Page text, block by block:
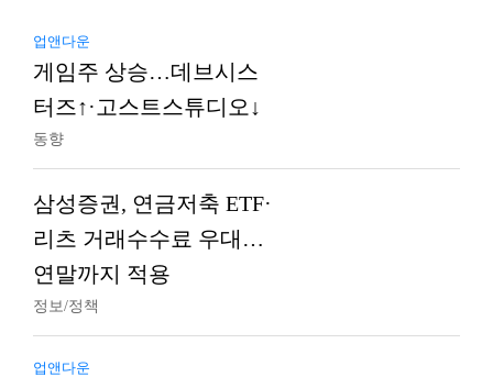
업앤다운
게임주 상승…데브시스
터즈↑·고스트스튜디오↓
동향
삼성증권, 연금저축 ETF·
리츠 거래수수료 우대…
연말까지 적용
정보/정책
업앤다운